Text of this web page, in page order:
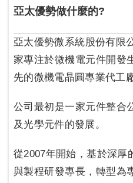
亞太優勢做什麼的?
亞太優勢微系統股份有限
家專注於微機電元件開發
先的微機電晶圓專業代工
公司最初是一家元件整合
及光學元件的發展。
從2007年開始，基於深厚
與製程研發專長，轉型為